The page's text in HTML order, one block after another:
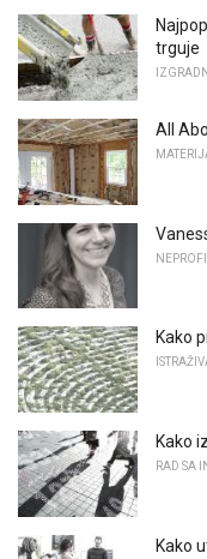
trguje
All
Kako
Kako
RAD SA
Kako